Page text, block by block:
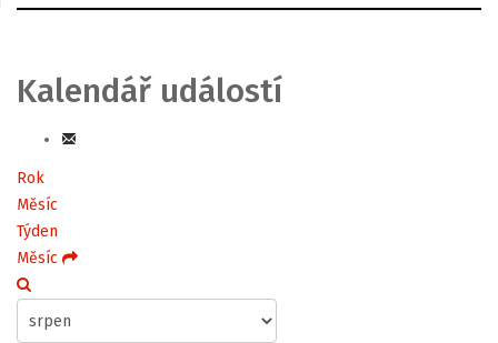
Kalendář událostí
Rok
Měsíc
Týden
Měsíc